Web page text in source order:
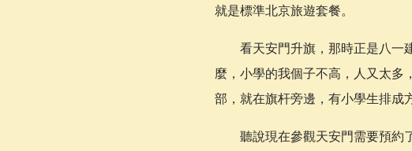
就是標準北京旅遊套餐。
看天安門升旗，那時正是八一
麼，小學的我個子不高，人又太多
部，就在旗杆旁邊，有小學生排成
聽說現在參觀天安門需要預約